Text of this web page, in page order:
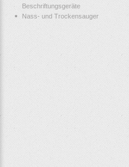
Beschriftungsgeräte
Nass- und Trockensauger